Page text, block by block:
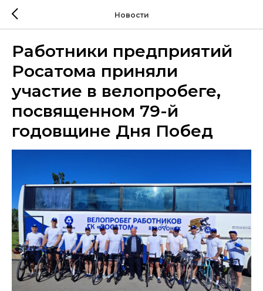
Новости
Работники предприятий
Росатома приняли
участие в велопробеге,
посвященном 79-й
годовщине Дня Побед